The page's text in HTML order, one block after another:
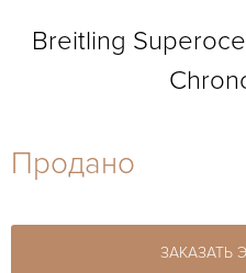
27-44
Breitling
Продано
ЗАКАЗАТЬ